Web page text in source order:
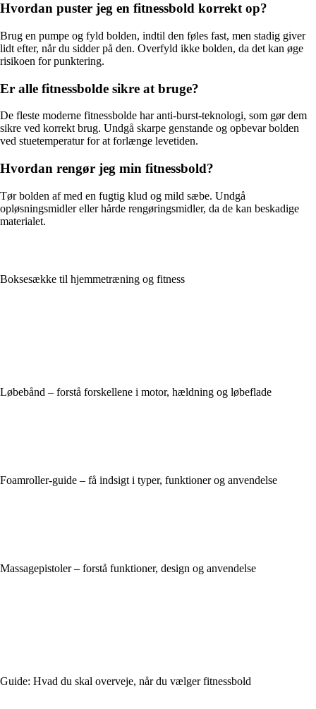
Hvordan puster jeg en fitnessbold korrekt op?
Brug en pumpe og fyld bolden, indtil den føles fast, men stadig giver
lidt efter, når du sidder på den. Overfyld ikke bolden, da det kan øge
risikoen for punktering.
Er alle fitnessbolde sikre at bruge?
De fleste moderne fitnessbolde har anti-burst-teknologi, som gør dem
sikre ved korrekt brug. Undgå skarpe genstande og opbevar bolden
ved stuetemperatur for at forlænge levetiden.
Hvordan rengør jeg min fitnessbold?
Tør bolden af med en fugtig klud og mild sæbe. Undgå
opløsningsmidler eller hårde rengøringsmidler, da de kan beskadige
materialet.
Boksesække til hjemmetræning og fitness
Løbebånd – forstå forskellene i motor, hældning og løbeflade
Foamroller-guide – få indsigt i typer, funktioner og anvendelse
Massagepistoler – forstå funktioner, design og anvendelse
Guide: Hvad du skal overveje, når du vælger fitnessbold